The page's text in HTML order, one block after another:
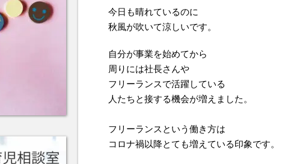
今日も晴れているのに
秋風が吹いて涼しいです。
自分が事業を始めてから
周りには社長さんや
フリーランスで活躍している
人たちと接する機会が増えました。
フリーランスという働き方は
コロナ禍以降とても増えている印象です。